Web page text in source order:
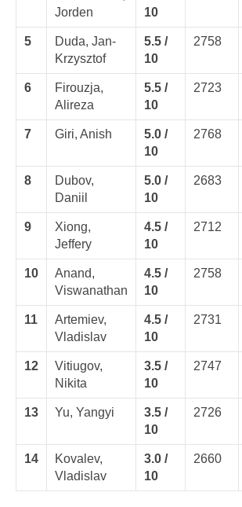
Jorden
10
5
Duda, Jan-
Krzysztof
5.5 /
10
2758
6
Firouzja,
Alireza
5.5 /
10
2723
7 Giri, Anish
5.0 /
10
2768
8
Dubov,
Daniil
5.0 /
10
2683
9
Xiong,
Jeffery
4.5 /
10
2712
10
Anand,
Viswanathan
4.5 /
10
2758
11
Artemiev,
Vladislav
4.5 /
10
2731
12
Vitiugov,
Nikita
3.5 /
10
2747
13 Yu, Yangyi
3.5 /
10
2726
14
Kovalev,
Vladislav
3.0 /
10
2660